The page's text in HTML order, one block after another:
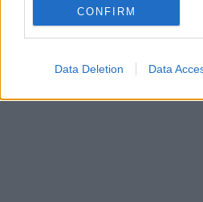
CONFIRM
Data Deletion Data